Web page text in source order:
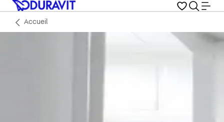
Accueil